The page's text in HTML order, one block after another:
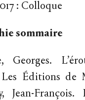
: Colloque
sommaire
Georges.
Éditions de
Jean-